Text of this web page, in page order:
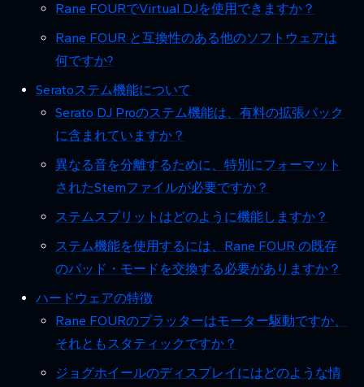
Rane FOURでVirtual DJを使用できますか？
Rane FOUR と互換性のある他のソフトウェアは
何ですか?
Seratoステム機能について
Serato DJ Proのステム機能は、有料の拡張パック
に含まれていますか？
異なる音を分離するために、特別にフォーマット
されたStemファイルが必要ですか？
ステムスプリットはどのように機能しますか？
ステム機能を使用するには、Rane FOUR の既存
のパッド・モードを交換する必要がありますか？
ハードウェアの特徴
Rane FOURのプラッターはモーター駆動ですか、
それともスタティックですか？
ジョグホイールのディスプレイにはどのような情